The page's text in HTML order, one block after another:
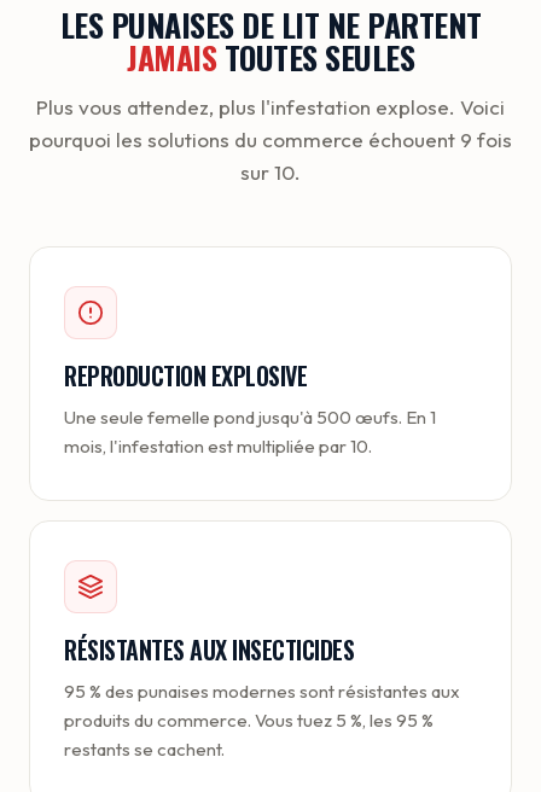
LES PUNAISES DE LIT NE PARTENT
JAMAISTOUTES SEULES
Plus vous attendez, plus l'infestation explose. Voici
pourquoi les solutions du commerce échouent 9 fois
sur 10.
REPRODUCTION EXPLOSIVE
Une seule femelle pond jusqu'à 500 œufs. En 1
mois, l'infestation est multipliée par 10.
RÉSISTANTES AUX INSECTICIDES
95 % des punaises modernes sont résistantes aux
produits du commerce. Vous tuez 5 %, les 95 %
restants se cachent.